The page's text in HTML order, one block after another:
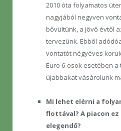
2010 óta folyamatos
nagyjából negyven
bővültünk, a jövő évtől
tervezünk. Ebből
vontatót négyéves
Euro 6-osok esetében
újabbakat vásárolunk
Mi lehet elérni a
flottával? A piacon
elegendő?